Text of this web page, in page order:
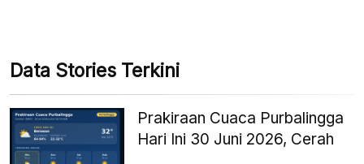
Data Stories Terkini
Prakiraan Cuaca Purbalingga
Hari Ini 30 Juni 2026, Cerah